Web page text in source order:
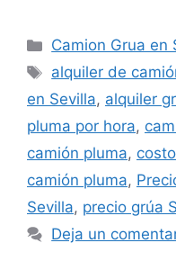
Categorías
Camion Grua en
Etiquetas
alquiler de
en Sevilla, alquiler
pluma por hora,
camión pluma,
camión pluma,
Sevilla, precio grúa
Deja un